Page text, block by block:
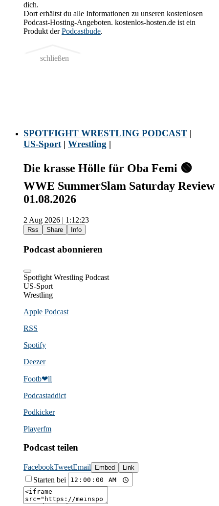
dich.
Dort erhältst du alle Informationen zu unseren kostenlosen
Podcast-Hosting-Angeboten. kostenlos-hosten.de ist ein
Produkt derPodcastbude.
schließen
SPOTFIGHT WRESTLING PODCAST |
US-Sport| Wrestling |
Die krasse Hölle für Oba Femi 🟢
WWE SummerSlam Saturday Review
01.08.2026
2 Aug 2026 | 1:12:23
Rss Share Info
Podcast abonnieren
Spotfight Wrestling Podcast
US-Sport
Wrestling
Apple Podcast
RSS
Spotify
Deezer
Footb❤ll
Podcast­addict
Podkicker
Playerfm
Podcast teilen
FacebookTweetEmail Embed Link
Starten bei